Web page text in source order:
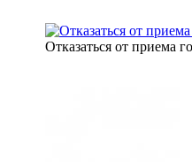
Отказаться от приема